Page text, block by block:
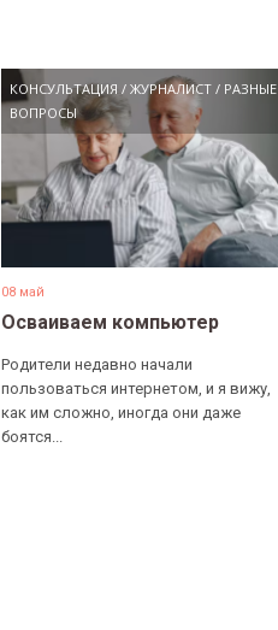
КОНСУЛЬТАЦИЯ /ЖУРНАЛИСТ / РАЗНЫЕ
ВОПРОСЫ
08 май
Осваиваем компьютер
Родители недавно начали
пользоваться интернетом, и я вижу,
как им сложно, иногда они даже
боятся...